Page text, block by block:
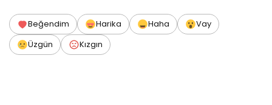
Beğendim Harika Haha
Vay
Üzgün
Kızgın